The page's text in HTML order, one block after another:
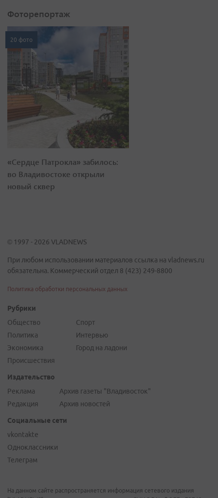
Фоторепортаж
20 фото
«Сердце Патрокла» забилось:
во Владивостоке открыли
новый сквер
© 1997 - 2026 VLADNEWS
При любом использовании материалов ссылка на vladnews.ru
обязательна. Коммерческий отдел 8 (423) 249-8800
Политика обработки персональных данных
Рубрики
Общество
Политика
Экономика
Происшествия
Спорт
Интервью
Город на ладони
Издательство
Реклама
Редакция
Архив газеты "Владивосток"
Архив новостей
Социальные сети
vkontakte
Одноклассники
Телеграм
На данном сайте распространяется информация сетевого издания